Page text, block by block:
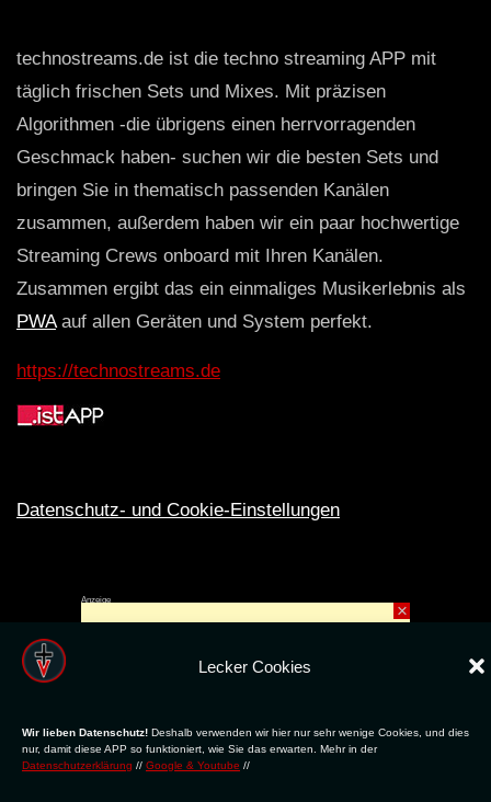
Lecker Cookies
Wir lieben Datenschutz! Deshalb verwenden wir hier nur sehr wenige Cookies, und dies
nur, damit diese APP so funktioniert, wie Sie das erwarten. Mehr in der
Datenschutzerklärung // Google & Youtube //
technostreams.de ist die techno streaming APP mit
täglich frischen Sets und Mixes. Mit präzisen
Algorithmen -die übrigens einen herrvorragenden
Geschmack haben- suchen wir die besten Sets und
bringen Sie in thematisch passenden Kanälen
zusammen, außerdem haben wir ein paar hochwertige
Streaming Crews onboard mit Ihren Kanälen.
Zusammen ergibt das ein einmaliges Musikerlebnis als
PWAauf allen Geräten und System perfekt.
https://technostreams.de
Datenschutz- und Cookie-Einstellungen
Anzeige
×